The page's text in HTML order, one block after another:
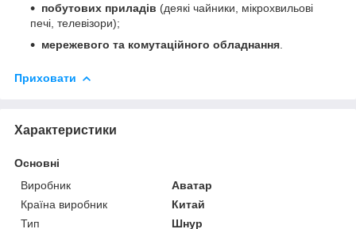
побутових приладів (деякі чайники, мікрохвильові
печі, телевізори);
мережевого та комутаційного обладнання
Приховати
Характеристики
Основні
Виробник
Аватар
Країна виробник
Китай
Тип
Шнур